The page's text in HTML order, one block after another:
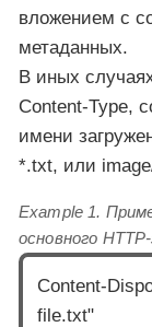
вложением с
метаданных.
В иных
Content-Type,
имени
*.txt, или
Example 1.
основного
Content-
file.txt"